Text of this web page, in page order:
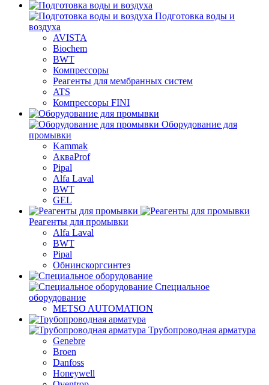
Подготовка воды и
воздуха
AVISTA
Biochem
BWT
Компрессоры
Реагенты для мембранных систем
ATS
Компрессоры FINI
Оборудование для
промывки
Kammak
АкваProf
Pipal
Alfa Laval
BWT
GEL
Реагенты для промывки
Alfa Laval
BWT
Pipal
Обнинскоргсинтез
Специальное
оборудование
METSO AUTOMATION
Трубопроводная арматура
Genebre
Broen
Danfoss
Honeywell